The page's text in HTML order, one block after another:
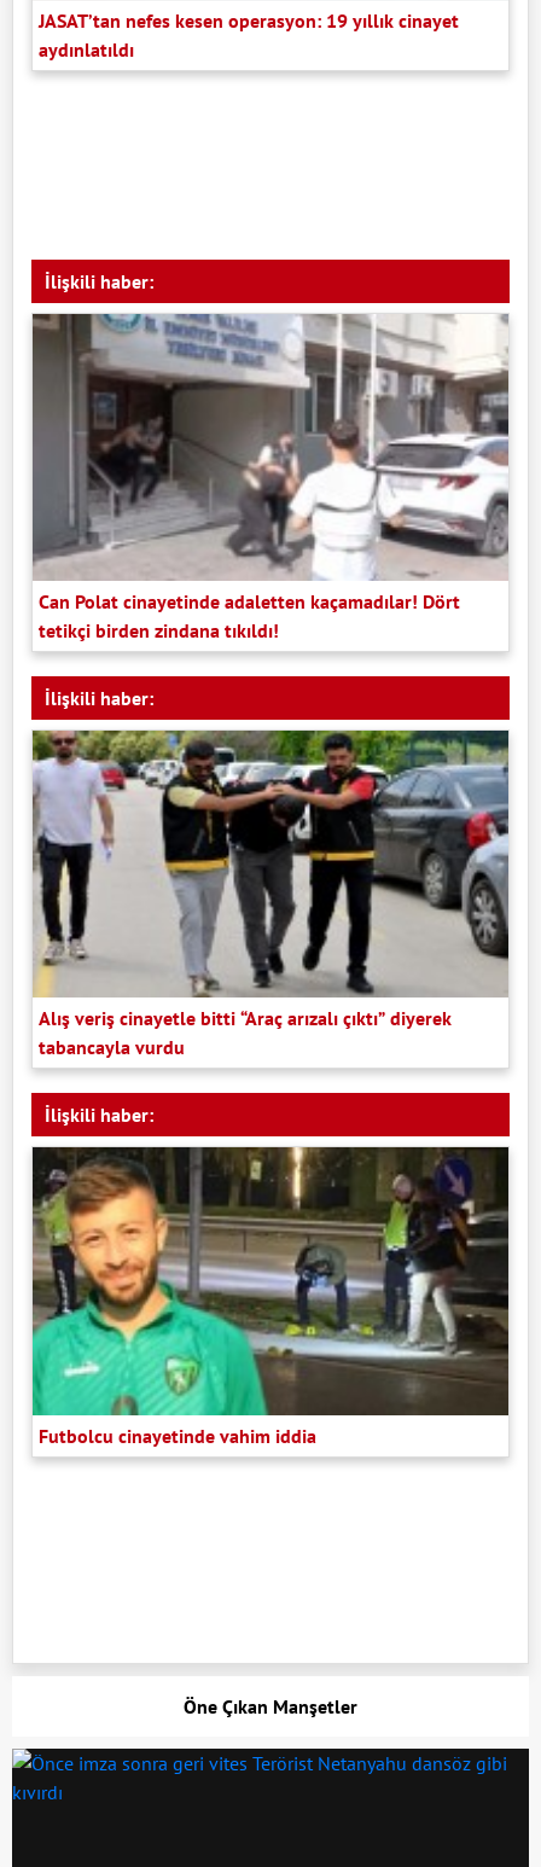
JASAT’tan nefes kesen operasyon: 19 yıllık cinayet
aydınlatıldı
İlişkili haber:
Can Polat cinayetinde adaletten kaçamadılar! Dört
tetikçi birden zindana tıkıldı!
İlişkili haber:
Alış veriş cinayetle bitti “Araç arızalı çıktı” diyerek
tabancayla vurdu
İlişkili haber:
Futbolcu cinayetinde vahim iddia
Öne Çıkan Manşetler